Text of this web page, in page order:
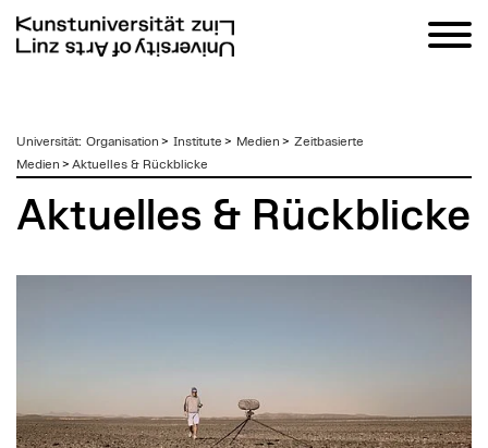
zum
Inhalt
Universität: Organisation > Institute > Medien > Zeitbasierte
Medien > Aktuelles & Rückblicke
Aktuelles & Rückblicke